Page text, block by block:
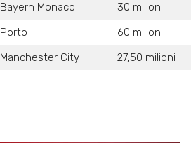
Bayern Monaco
30 milioni
Porto
60 milioni
Manchester City 27,50 milioni